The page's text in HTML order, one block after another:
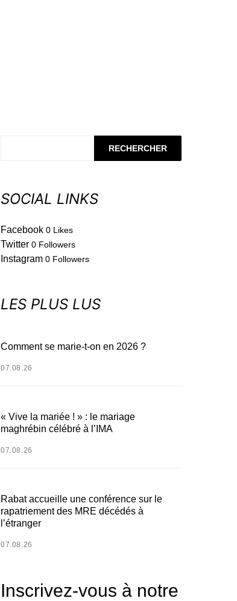
RECHERCHER
SOCIAL LINKS
Facebook 0 Likes
Twitter 0 Followers
Instagram 0 Followers
LES PLUS LUS
Comment se marie-t-on en 2026 ?
07.08.26
« Vive la mariée ! » : le mariage
maghrébin célébré à l’IMA
07.08.26
Rabat accueille une conférence sur le
rapatriement des MRE décédés à
l’étranger
07.08.26
Inscrivez-vous à notre